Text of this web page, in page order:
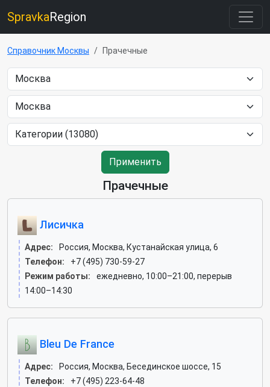
SpravkaRegion
Справочник Москвы Прачечные
Применить
Прачечные
Лисичка
Адрес:
Россия, Москва, Кустанайская улица, 6
Телефон:
+7 (495) 730-59-27
Режим работы:
ежедневно, 10:00–21:00, перерыв
14:00–14:30
Bleu De France
Адрес:
Россия, Москва, Бесединское шоссе, 15
Телефон:
+7 (495) 223-64-48